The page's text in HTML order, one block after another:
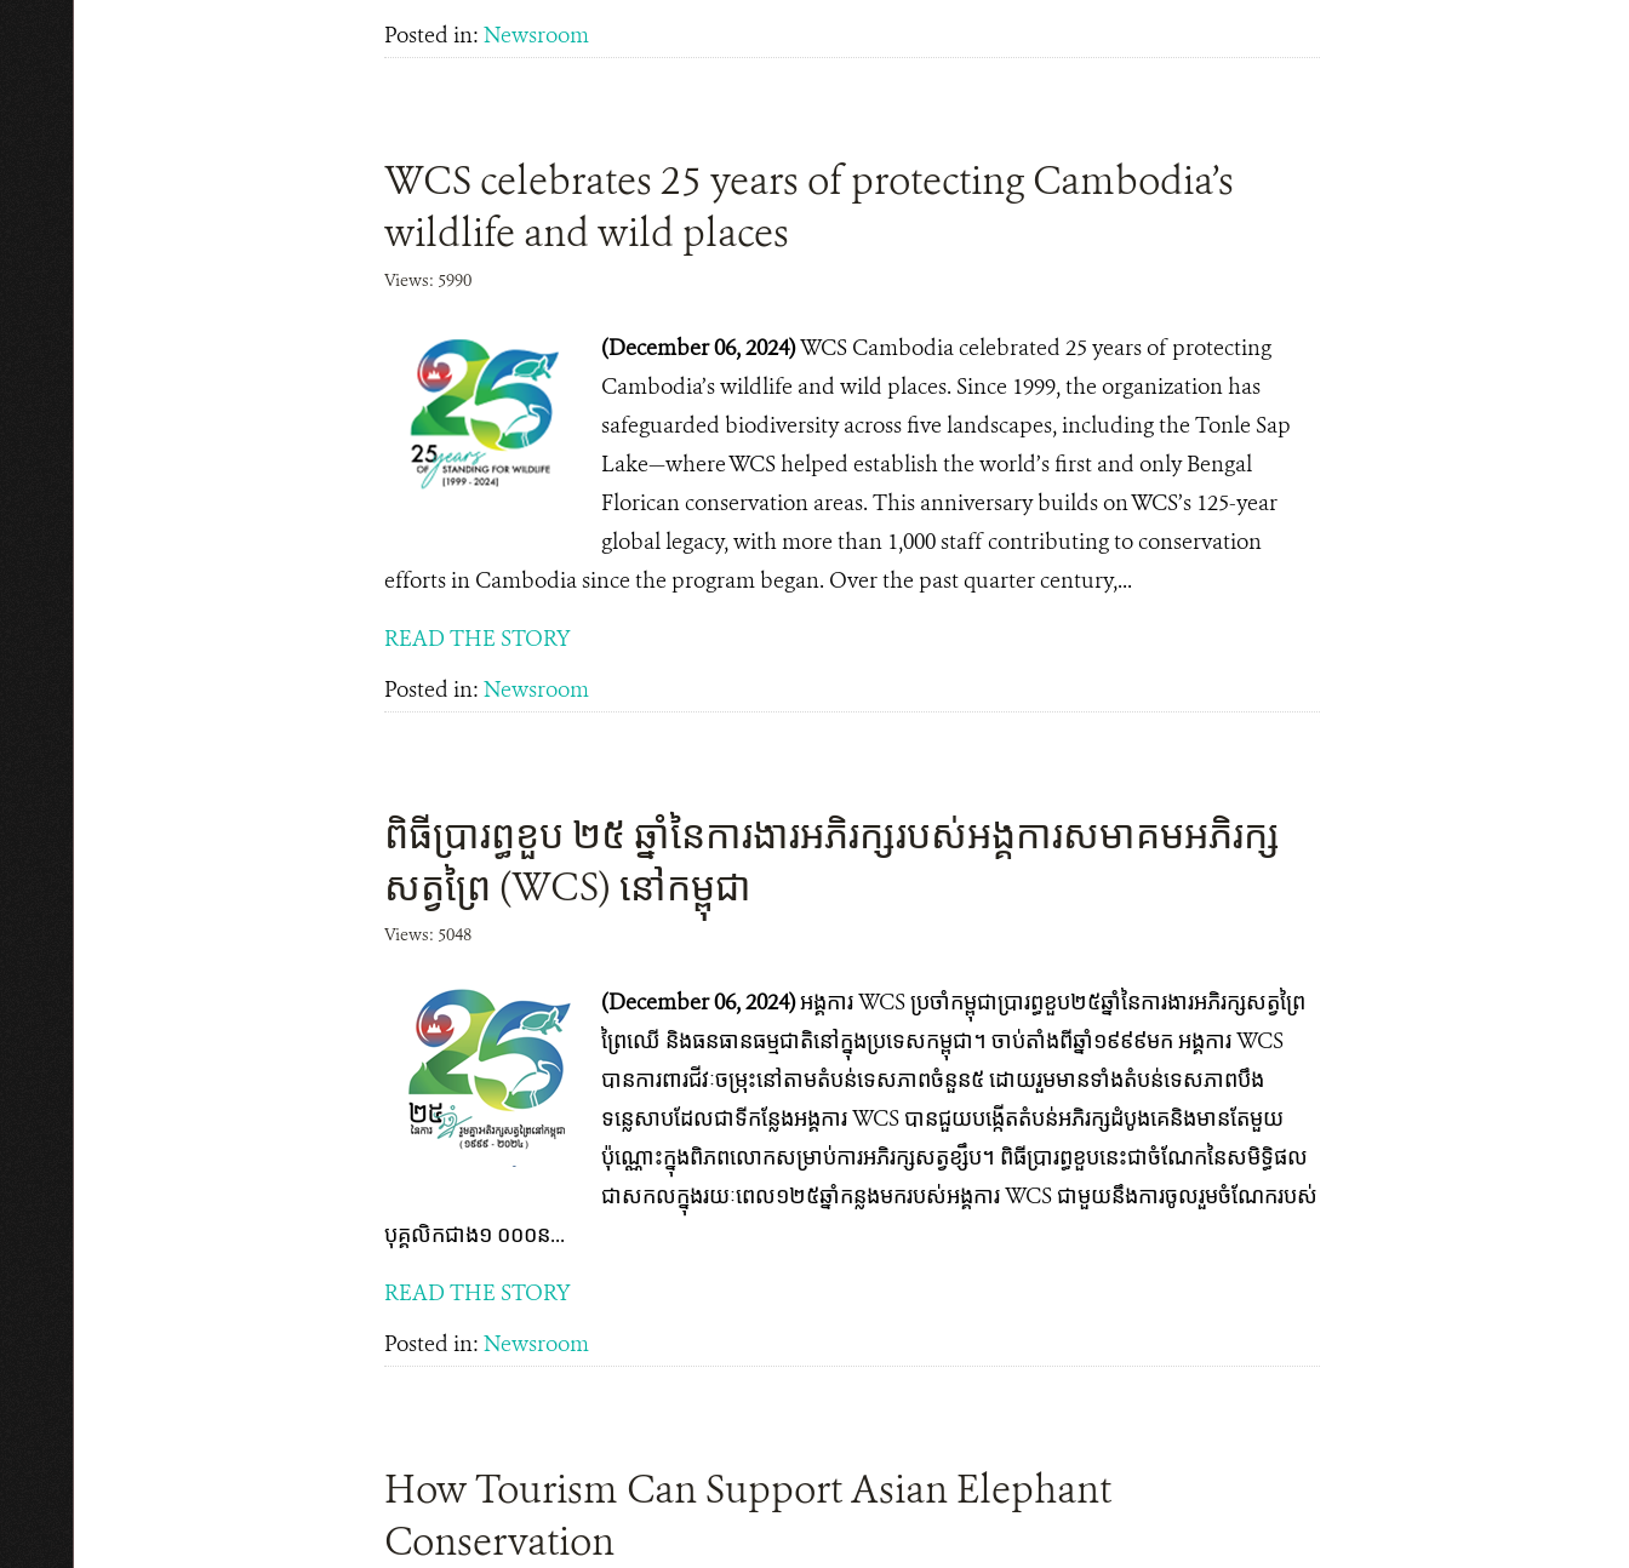
Posted in: Newsroom
WCS celebrates 25 years of protecting Cambodia’s
wildlife and wild places
Views: 5990
(December 06, 2024)WCS Cambodia celebrated 25 years of protecting
Cambodia’s wildlife and wild places. Since 1999, the organization has
safeguarded biodiversity across five landscapes, including the Tonle Sap
Lake—where WCS helped establish the world’s first and only Bengal
Florican conservation areas. This anniversary builds on WCS’s 125-year
global legacy, with more than 1,000 staff contributing to conservation
efforts in Cambodia since the program began. Over the past quarter century,...
READ THE STORY
Posted in: Newsroom
ពិធីប្រារព្ធខួប ២៥ ឆ្នាំនៃការងារអភិរក្សរបស់អង្គការសមាគមអភិរក្ស
សត្វព្រៃ (WCS) នៅកម្ពុជា
Views: 5048
(December 06, 2024)អង្គការ WCS ប្រចាំកម្ពុជាប្រារព្ធខួប២៥ឆ្នាំនៃការងារអភិរក្សសត្វព្រៃ
ព្រៃឈើ និងធនធានធម្មជាតិនៅក្នុងប្រទេសកម្ពុជា។ ចាប់តាំងពីឆ្នាំ១៩៩៩មក អង្គការ WCS
បានការពារជីវៈចម្រុះនៅតាមតំបន់ទេសភាពចំនួន៥ ដោយរួមមានទាំងតំបន់ទេសភាពបឹង
ទន្លេសាបដែល​ជា​ទី​កន្លែង​អង្គ​ការ​ WCS បាន​ជួយ​បង្កើត​តំបន់​អភិរក្ស​ដំបូងគេ​និង​មាន​តែ​មួយ​
ប៉ុណ្ណោះ​ក្នុង​ពិភព​លោក​សម្រាប់ការ​​​អភិរក្ស​​​សត្វ​ខ្សឹប​។ ពិធី​ប្រារព្ធ​ខួប​នេះ​ជា​ចំណែក​នៃ​​សមិទ្ធិផល
ជាសកលក្នុងរយៈពេល១២៥ឆ្នាំកន្លងមករបស់អង្គការ WCS ជាមួយនឹងការចូលរួមចំណែករបស់
បុគ្គលិកជាង១ ០០០ន...
READ THE STORY
Posted in: Newsroom
How Tourism Can Support Asian Elephant
Conservation